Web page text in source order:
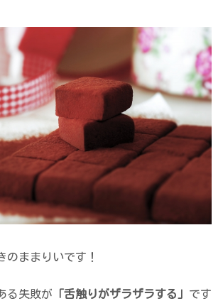
のままりいです！
る失敗が 「舌触りがザラザラする」 です